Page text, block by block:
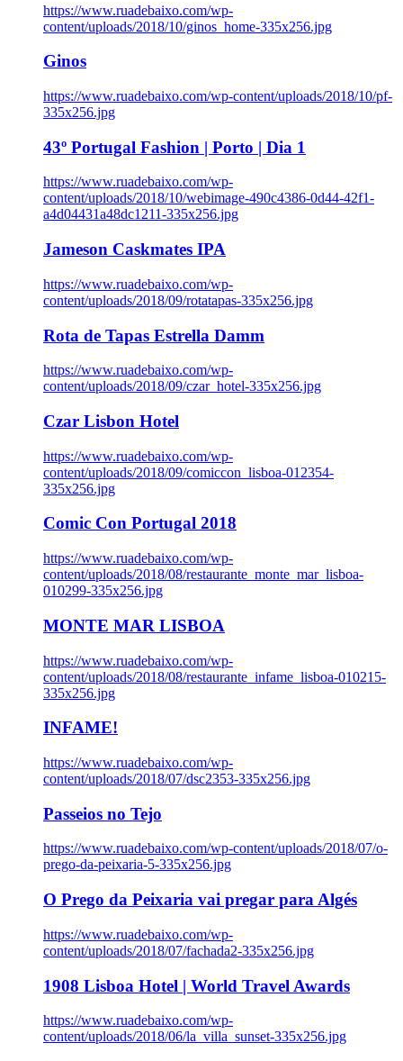
https://www.ruadebaixo.com/wp-
content/uploads/2018/10/ginos_home-335x256.jpg
Ginos
https://www.ruadebaixo.com/wp-content/uploads/2018/10/pf-
335x256.jpg
43º Portugal Fashion | Porto | Dia 1
https://www.ruadebaixo.com/wp-
content/uploads/2018/10/webimage-490c4386-0d44-42f1-
a4d04431a48dc1211-335x256.jpg
Jameson Caskmates IPA
https://www.ruadebaixo.com/wp-
content/uploads/2018/09/rotatapas-335x256.jpg
Rota de Tapas Estrella Damm
https://www.ruadebaixo.com/wp-
content/uploads/2018/09/czar_hotel-335x256.jpg
Czar Lisbon Hotel
https://www.ruadebaixo.com/wp-
content/uploads/2018/09/comiccon_lisboa-012354-
335x256.jpg
Comic Con Portugal 2018
https://www.ruadebaixo.com/wp-
content/uploads/2018/08/restaurante_monte_mar_lisboa-
010299-335x256.jpg
MONTE MAR LISBOA
https://www.ruadebaixo.com/wp-
content/uploads/2018/08/restaurante_infame_lisboa-010215-
335x256.jpg
INFAME!
https://www.ruadebaixo.com/wp-
content/uploads/2018/07/dsc2353-335x256.jpg
Passeios no Tejo
https://www.ruadebaixo.com/wp-content/uploads/2018/07/o-
prego-da-peixaria-5-335x256.jpg
O Prego da Peixaria vai pregar para Algés
https://www.ruadebaixo.com/wp-
content/uploads/2018/07/fachada2-335x256.jpg
1908 Lisboa Hotel | World Travel Awards
https://www.ruadebaixo.com/wp-
content/uploads/2018/06/la_villa_sunset-335x256.jpg